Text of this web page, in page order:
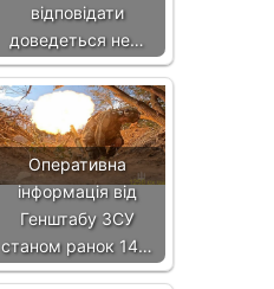
відповідати
доведеться не…
Оперативна
інформація від
Генштабу ЗСУ
станом ранок 14…